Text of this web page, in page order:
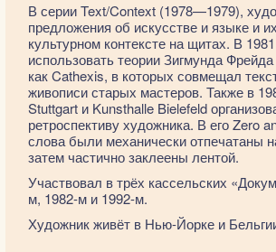
В серии Text/Context (1978—1979),
предложения об искусстве и языке и
культурном контексте на щитах. В
использовать теории Зигмунда
как Cathexis, в которых совмещал
живописи старых мастеров. Также в
Stuttgart и Kunsthalle Bielefeld
ретроспективу художника. В его Zero
слова были механически отпечатаны
затем частично заклеены лентой.
Участвовал в трёх кассельских
м, 1982-м и 1992-м.
Художник живёт в Нью-Йорке и